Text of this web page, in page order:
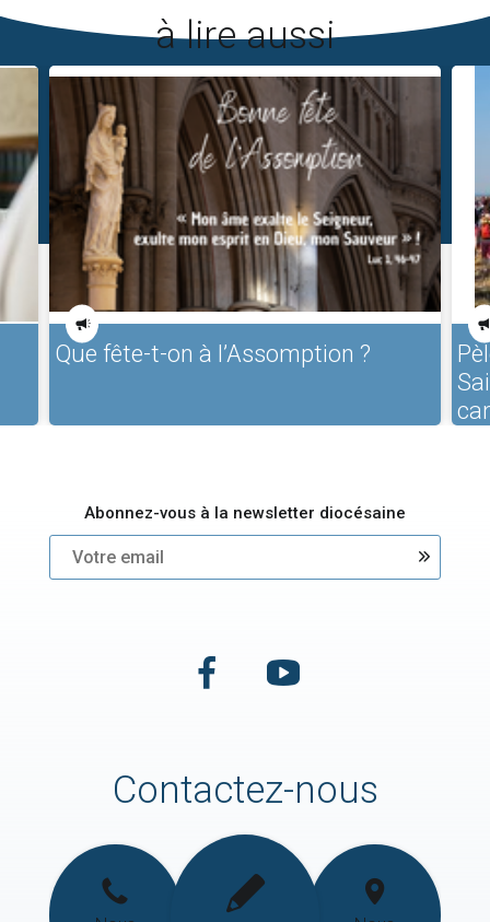
à lire aussi
Que fête-t-on à l’Assomption ?
Abonnez-vous à la newsletter diocésaine
Contactez-nous